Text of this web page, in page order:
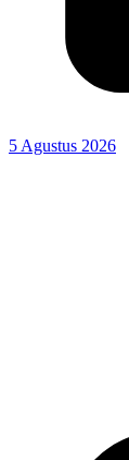
5 Agustus 2026